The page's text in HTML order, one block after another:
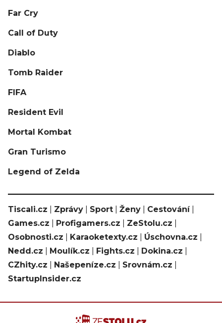
Far Cry
Call of Duty
Diablo
Tomb Raider
FIFA
Resident Evil
Mortal Kombat
Gran Turismo
Legend of Zelda
Tiscali.cz Zprávy Sport Ženy Cestování|
Games.cz
Profigamers.cz ZeStolu.cz
Osobnosti.cz
Karaoketexty.cz Úschovna.cz
Nedd.cz
Moulík.cz Fights.cz Dokina.cz
CZhity.cz
Našepeníze.cz Srovnám.cz
StartupInsider.cz